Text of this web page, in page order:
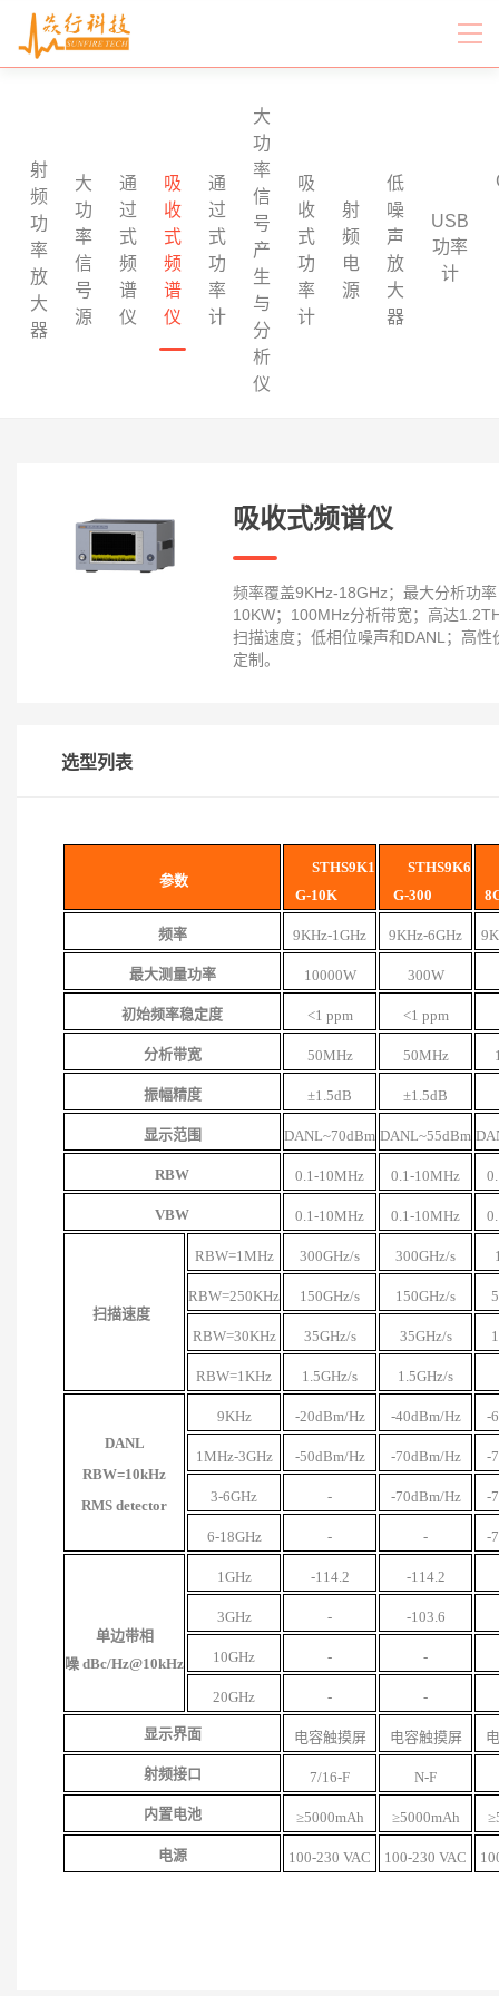
射
频
功
率
放
大
器
大
功
率
信
号
源
通
过
式
频
谱
仪
吸
收
式
频
谱
仪
通
过
式
功
率
计
大
功
率
信
号
产
生
与
分
析
仪
吸
收
式
功
率
计
射
频
电
源
低
噪
声
放
大
器
USB
功率
计
吸收式频谱仪
频率覆盖9KHz-18GHz；最大分析功
10KW；100MHz分析带宽；高达
扫描速度；低相位噪声和DANL；高性
定制。
选型列表
参数
STHS9K1
G-10K
STHS9K6
G-300
频率 9KHz-1GHz 9KHz-6GHz
最大测量功率 10000W 300W
初始频率稳定度 <1 ppm <1 ppm
分析带宽 50MHz 50MHz
振幅精度 ±1.5dB ±1.5dB
显示范围 DANL~70dBm DANL~55dBm
RBW 0.1-10MHz 0.1-10MHz
VBW 0.1-10MHz 0.1-10MHz
扫描速度
RBW=1MHz 300GHz/s 300GHz/s
RBW=250KHz 150GHz/s 150GHz/s
RBW=30KHz 35GHz/s 35GHz/s
RBW=1KHz 1.5GHz/s 1.5GHz/s
DANL
RBW=10kHz
RMS detector
9KHz -20dBm/Hz -40dBm/Hz -
1MHz-3GHz -50dBm/Hz -70dBm/Hz -
3-6GHz - -70dBm/Hz -
6-18GHz - - -
单边带相
噪 dBc/Hz@10kHz
1GHz -114.2 -114.2
3GHz - -103.6
10GHz - -
20GHz - -
显示界面 电容触摸屏 电容触摸屏
射频接口 7/16-F N-F
内置电池 ≥5000mAh ≥5000mAh
电源 100-230 VAC 100-230 VAC